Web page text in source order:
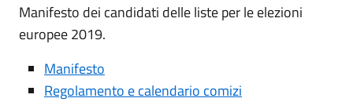
Manifesto dei candidati delle liste per le elezioni
europee 2019.
Manifesto
Regolamento e calendario comizi